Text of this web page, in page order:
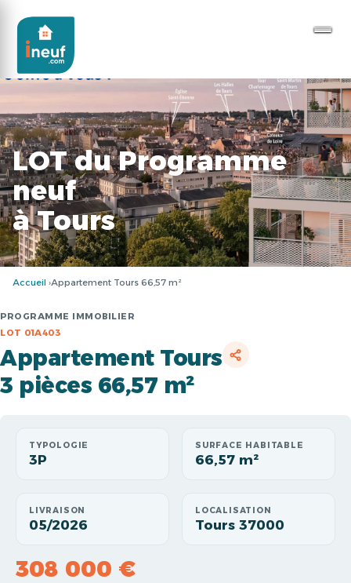
LOT du Programme
neuf
à Tours
Accueil Appartement Tours 66,57 m²
PROGRAMME IMMOBILIER
LOT 01A403
Appartement Tours
3 pièces 66,57 m²
TYPOLOGIE
3P
SURFACE HABITABLE
66,57 m²
LIVRAISON
05/2026
LOCALISATION
Tours 37000
308 000 €